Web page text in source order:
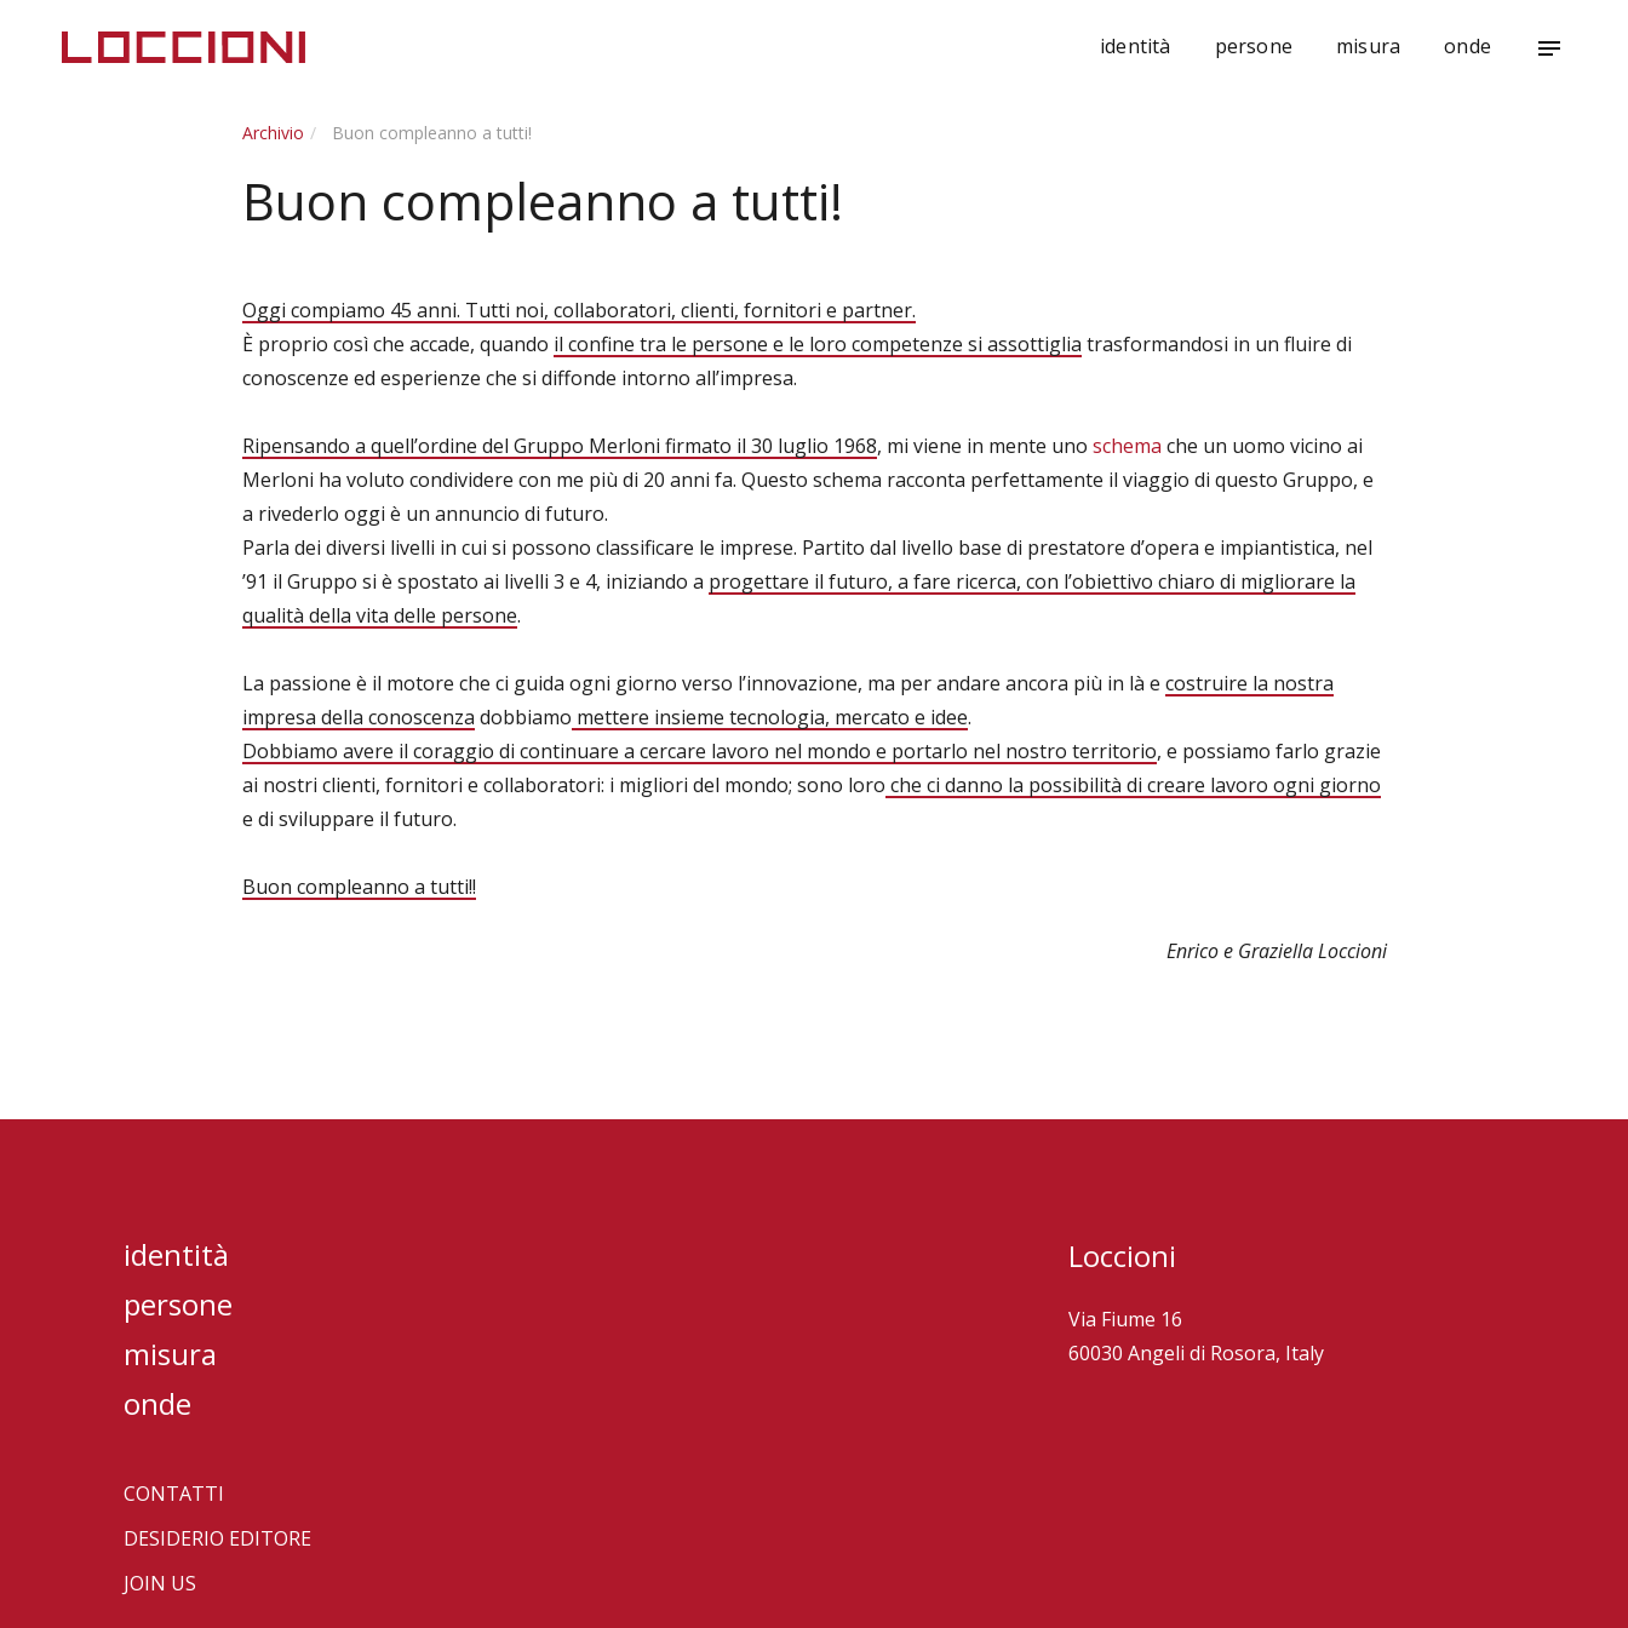
identità persone misura onde notes
Archivio Buon compleanno a tutti!
Buon compleanno a tutti!
Oggi compiamo 45 anni. Tutti noi, collaboratori, clienti, fornitori e partner.
È proprio così che accade, quando il confine tra le persone e le loro competenze si assottiglia trasformandosi in un fluire di
conoscenze ed esperienze che si diffonde intorno all’impresa.
Ripensando a quell’ordine del Gruppo Merloni firmato il 30 luglio 1968, mi viene in mente uno schema che un uomo vicino ai
Merloni ha voluto condividere con me più di 20 anni fa. Questo schema racconta perfettamente il viaggio di questo Gruppo, e
a rivederlo oggi è un annuncio di futuro.
Parla dei diversi livelli in cui si possono classificare le imprese. Partito dal livello base di prestatore d’opera e impiantistica, nel
’91 il Gruppo si è spostato ai livelli 3 e 4, iniziando a progettare il futuro, a fare ricerca, con l’obiettivo chiaro di migliorare la
qualità della vita delle persone.
La passione è il motore che ci guida ogni giorno verso l’innovazione, ma per andare ancora più in là e costruire la nostra
impresa della conoscenza dobbiamo mettere insieme tecnologia, mercato e idee.
Dobbiamo avere il coraggio di continuare a cercare lavoro nel mondo e portarlo nel nostro territorio, e possiamo farlo grazie
ai nostri clienti, fornitori e collaboratori: i migliori del mondo; sono loro che ci danno la possibilità di creare lavoro ogni giorno
e di sviluppare il futuro.
Buon compleanno a tutti!!
Enrico e Graziella Loccioni
identità
persone
misura
onde
CONTATTI
DESIDERIO EDITORE
JOIN US
Loccioni
Via Fiume 16
60030 Angeli di Rosora, Italy